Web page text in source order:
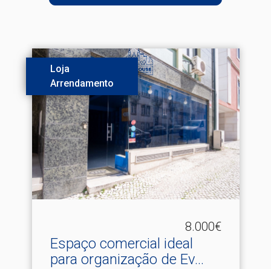
Loja
Arrendamento
8.000€
Espaço comercial ideal
para organização de Ev.​..